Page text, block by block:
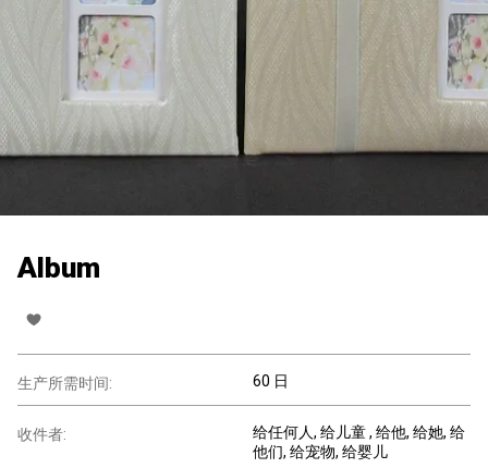
Album
生产所需时间: 60 日
收件者: 给任何人, 给儿童, 给他, 给她, 给
他们, 给宠物, 给婴儿